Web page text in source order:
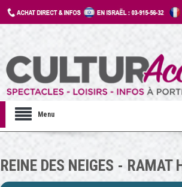
Menu
REINE DES NEIGES - RAMAT